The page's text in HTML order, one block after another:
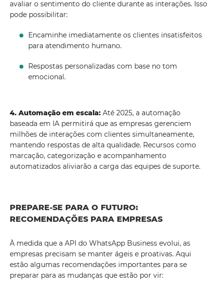
avaliar o sentimento do cliente durante as interações. Isso
pode possibilitar:
Encaminhe imediatamente os clientes insatisfeitos
para atendimento humano.
Respostas personalizadas com base no tom
emocional.
4. Automação em escala: Até 2025, a automação
baseada em IA permitirá que as empresas gerenciem
milhões de interações com clientes simultaneamente,
mantendo respostas de alta qualidade. Recursos como
marcação, categorização e acompanhamento
automatizados aliviarão a carga das equipes de suporte.
PREPARE-SE PARA O FUTURO:
RECOMENDAÇÕES PARA EMPRESAS
À medida que a API do WhatsApp Business evolui, as
empresas precisam se manter ágeis e proativas. Aqui
estão algumas recomendações importantes para se
preparar para as mudanças que estão por vir: